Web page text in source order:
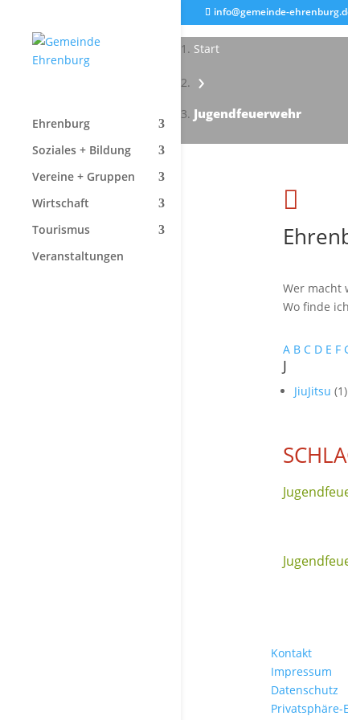
info@gemeinde-
Ehrenburg
Soziales + Bildung
Vereine + Gruppen
Wirtschaft
Tourismus
Veranstaltungen
Start
›
Jugendfeuerwehr

Wer macht
Wo finde
A B C D E F
J
JiuJitsu (1)
Kontakt
Impressum
Datenschutz